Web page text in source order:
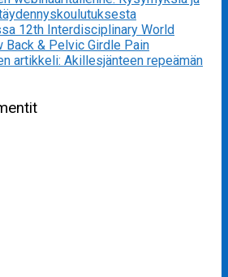
12th Interdisciplinary World
Back & Pelvic Girdle Pain
artikkeli: Akillesjänteen repeämän